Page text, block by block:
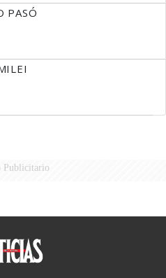
PASÓ
Publicitario